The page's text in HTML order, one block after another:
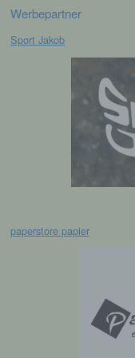
Werbepartner
Sport Jakob
paperstore papier
auf welche
ohne
können,
und
g)
juristische